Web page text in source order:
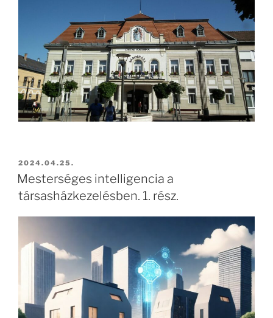
2024.04.25.
Mesterséges intelligencia a
társasházkezelésben. 1. rész.